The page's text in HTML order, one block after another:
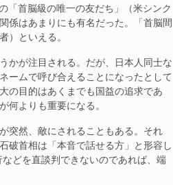
「首脳級の唯一の友だち」（米シンク
係はあまりにも有名だった。「首脳間
）といえる。
かが注目される。だが、日本人同士な
ームで呼び合えることになったとして
の目的はあくまでも国益の追求であ
何よりも重要になる。
突然、敵にされることもある。それ
破首相は「本音で話せる方」と形容し
どを直談判できないのであれば、端